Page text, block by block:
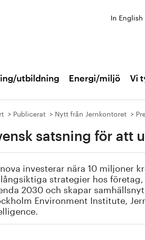
In English
utbildning Energi/miljö Vi
Publicerat Nytt från Jernkontoret
satsning för att
investerar nära 10 miljoner
strategier hos
2030 och skapar
Environment Institute,